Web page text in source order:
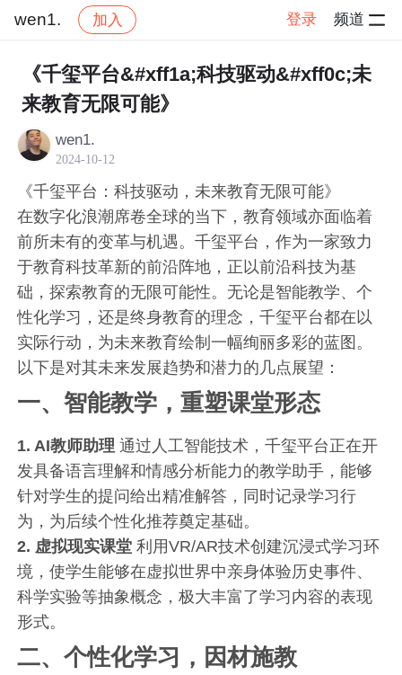
wen1. 加入 登录 频道
社区 wen1. 交流讨论 帖子详情
《千玺平台&#xff1a;科技驱动&#xff0c;未
来教育无限可能》
wen1.
2024-10-12
《千玺平台：科技驱动，未来教育无限可能》
在数字化浪潮席卷全球的当下，教育领域亦面临着
前所未有的变革与机遇。千玺平台，作为一家致力
于教育科技革新的前沿阵地，正以前沿科技为基
础，探索教育的无限可能性。无论是智能教学、个
性化学习，还是终身教育的理念，千玺平台都在以
实际行动，为未来教育绘制一幅绚丽多彩的蓝图。
以下是对其未来发展趋势和潜力的几点展望：
一、智能教学，重塑课堂形态
1. AI教师助理 通过人工智能技术，千玺平台正在开
发具备语言理解和情感分析能力的教学助手，能够
针对学生的提问给出精准解答，同时记录学习行
为，为后续个性化推荐奠定基础。
2. 虚拟现实课堂 利用VR/AR技术创建沉浸式学习环
境，使学生能够在虚拟世界中亲身体验历史事件、
科学实验等抽象概念，极大丰富了学习内容的表现
形式。
二、个性化学习，因材施教